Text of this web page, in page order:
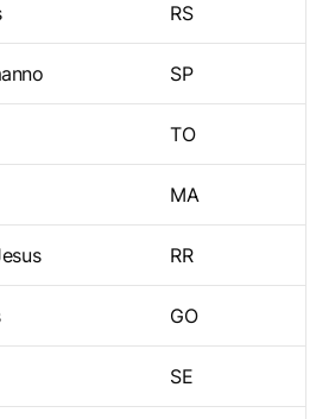
RS
SP
TO
MA
RR
GO
SE